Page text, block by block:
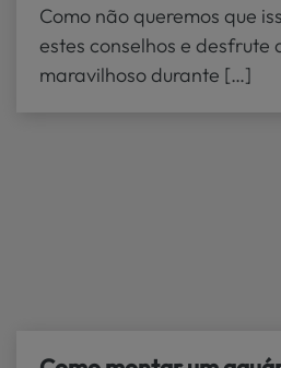
Como não queremos que
estes conselhos e desfrute
maravilhoso durante […]